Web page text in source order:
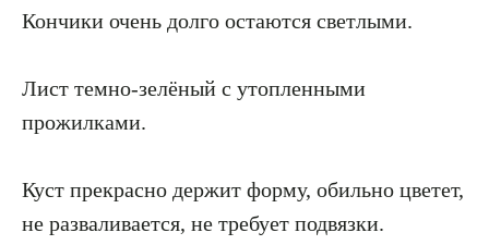
Кончики очень долго остаются светлыми.
Лист темно-зелёный с утопленными
прожилками.
Куст прекрасно держит форму, обильно цветет,
не разваливается, не требует подвязки.